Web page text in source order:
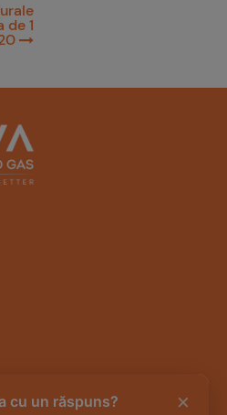
de 1
cu un răspuns? ×